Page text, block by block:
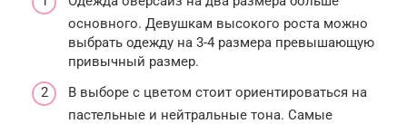
основного. Девушкам высокого роста можно
выбрать одежду на 3-4 размера превышающую
привычный размер.
В выборе с цветом стоит ориентироваться на
пастельные и нейтральные тона. Самые